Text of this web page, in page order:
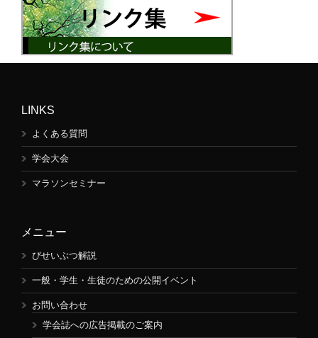
LINKS
よくある質問
学会大会
マラソンセミナー
メニュー
びせいぶつ解説
一般・学生・生徒のための公開イベント
お問い合わせ
学会誌への広告掲載のご案内